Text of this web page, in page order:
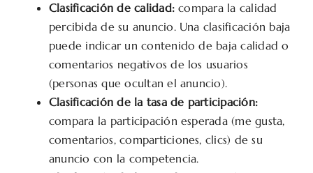
Clasificación de calidad:compara la calidad
percibida de su anuncio. Una clasificación baja
puede indicar un contenido de baja calidad o
comentarios negativos de los usuarios
(personas que ocultan el anuncio).
Clasificación de la tasa de participación:
compara la participación esperada (me gusta,
comentarios, comparticiones, clics) de su
anuncio con la competencia.